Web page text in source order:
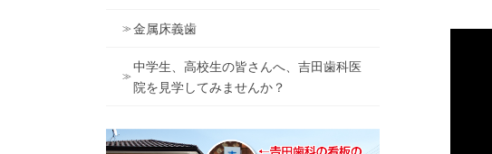
金属床義歯
中学生、高校生の皆さんへ、吉田歯科医
院を見学してみませんか？